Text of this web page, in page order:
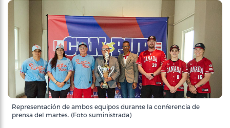
Representación de ambos equipos durante la conferencia de
prensa del martes. (Foto suministrada)